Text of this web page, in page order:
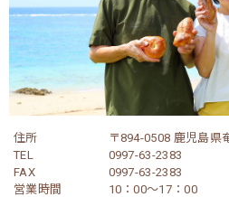
住所
〒894-0508 鹿児島県
TEL
0997-63-2383
FAX
0997-63-2383
営業時間
10：00～17：00